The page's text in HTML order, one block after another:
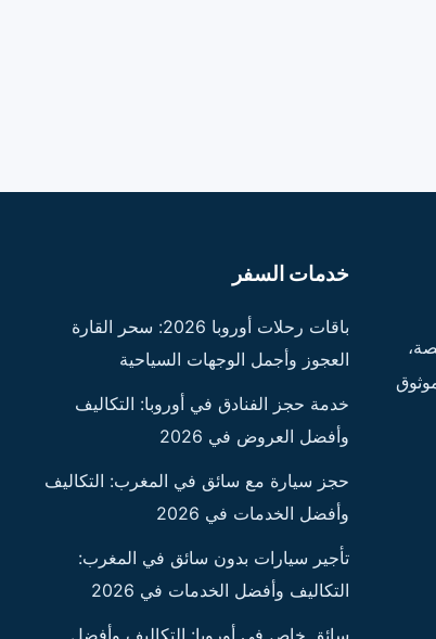
خدمات السفر
باقات رحلات أوروبا 2026: سحر القارة
العجوز وأجمل الوجهات السياحية
خدمة حجز الفنادق في أوروبا: التكاليف
وأفضل العروض في 2026
حجز سيارة مع سائق في المغرب: التكاليف
وأفضل الخدمات في 2026
تأجير سيارات بدون سائق في المغرب:
التكاليف وأفضل الخدمات في 2026